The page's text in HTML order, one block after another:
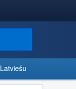
Latviešu